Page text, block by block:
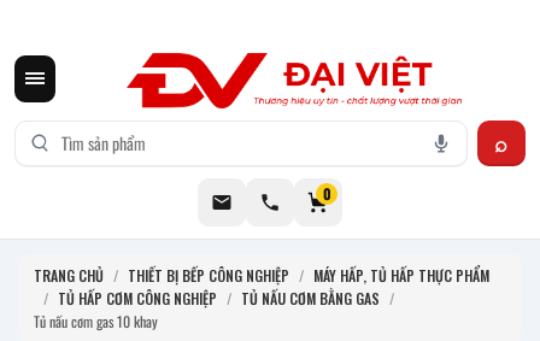
0
TRANG CHỦ / THIẾT BỊ BẾP CÔNG NGHIỆP / MÁY HẤP, TỦ HẤP THỰC PHẨM
/ TỦ HẤP CƠM CÔNG NGHIỆP / TỦ NẤU CƠM BẰNG GAS /
Tủ nấu cơm gas 10 khay